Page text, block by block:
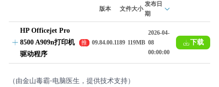
版本 文件大小
发布日
期
HP Officejet Pro
8500 A909n打印机
驱动程序
推
荐
09.84.00.1189 119MB
2026-04-
08
00:00:00
下载
（由金山毒霸-电脑医生，提供技术支持）